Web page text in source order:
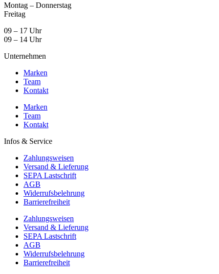
Montag – Donnerstag
Freitag
09 – 17 Uhr
09 – 14 Uhr
Unternehmen
Marken
Team
Kontakt
Marken
Team
Kontakt
Infos & Service
Zahlungsweisen
Versand & Lieferung
SEPA Lastschrift
AGB
Widerrufsbelehrung
Barrierefreiheit
Zahlungsweisen
Versand & Lieferung
SEPA Lastschrift
AGB
Widerrufsbelehrung
Barrierefreiheit